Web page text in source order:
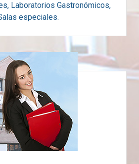
Laboratorios Gastronómicos,
especiales.